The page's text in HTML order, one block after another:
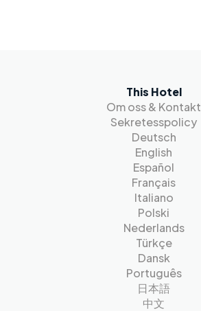
This Hotel
Om oss & Kontakt
Sekretesspolicy
Deutsch
English
Español
Français
Italiano
Polski
Nederlands
Türkçe
Dansk
Português
日本語
中文